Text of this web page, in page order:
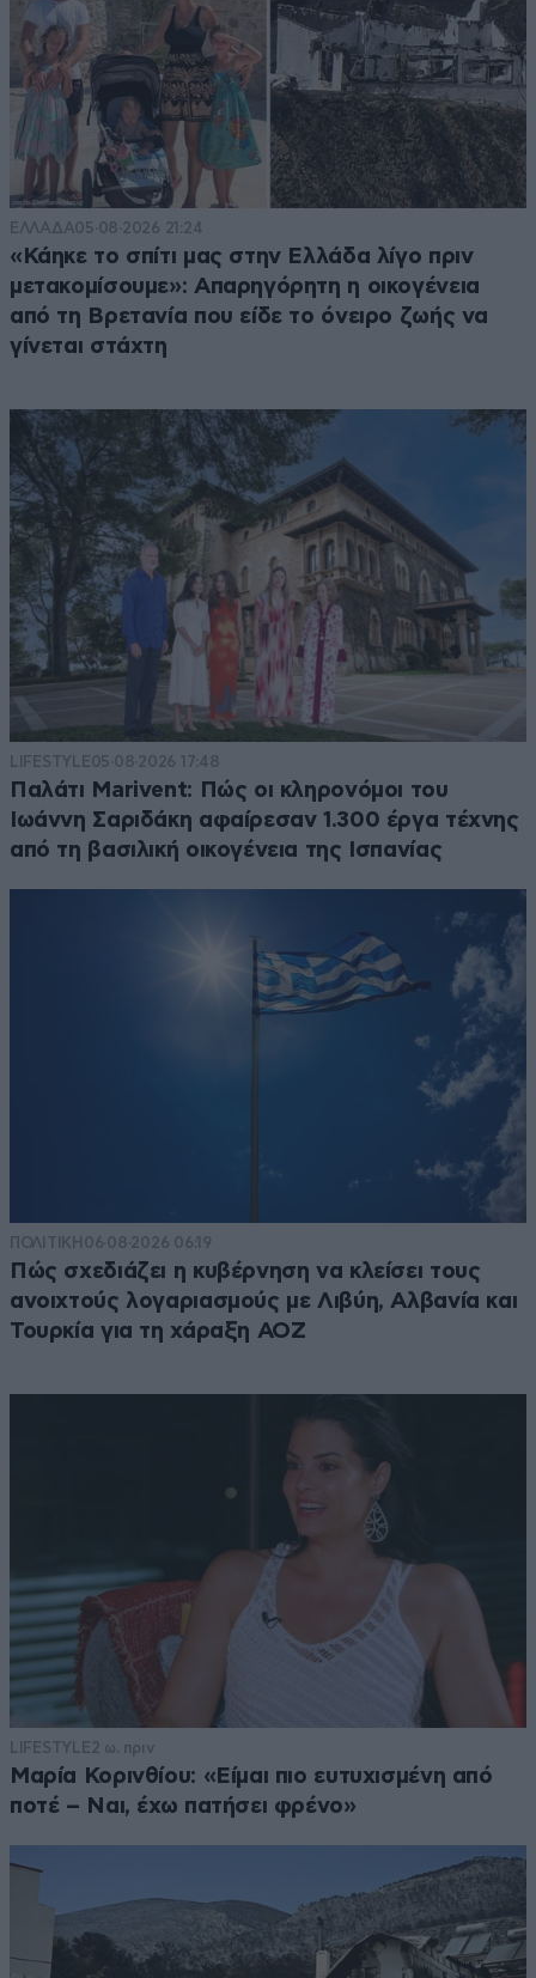
ΕΛΛΑΔΑ05·08·2026 21:24
«Κάηκε το σπίτι μας στην Ελλάδα λίγο πριν
μετακομίσουμε»: Απαρηγόρητη η οικογένεια
από τη Βρετανία που είδε το όνειρο ζωής να
γίνεται στάχτη
LIFESTYLE05·08·2026 17:48
Παλάτι Marivent: Πώς οι κληρονόμοι του
Ιωάννη Σαριδάκη αφαίρεσαν 1.300 έργα τέχνης
από τη βασιλική οικογένεια της Ισπανίας
ΠΟΛΙΤΙΚΗ 06·08·2026 06:19
Πώς σχεδιάζει η κυβέρνηση να κλείσει τους
ανοιχτούς λογαριασμούς με Λιβύη, Αλβανία και
Τουρκία για τη χάραξη ΑΟΖ
LIFESTYLE 2 ω. πριν
Μαρία Κορινθίου: «Είμαι πιο ευτυχισμένη από
ποτέ – Ναι, έχω πατήσει φρένο»